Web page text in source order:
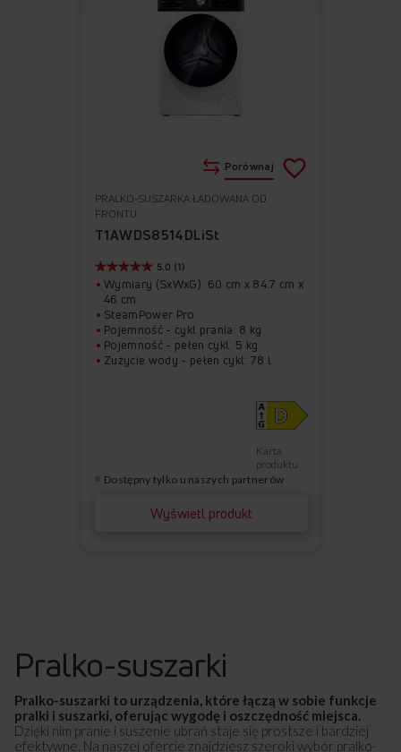
PRALKO-SUSZARKA ŁADOWANA OD
FRONTU
T1AWDS8514DLiSt
Wyświetl produkt
5.0 (1)
Wymiary (SxWxG): 60 cm x 84.7 cm x
46 cm
SteamPower Pro
Pojemność - cykl prania: 8 kg
Pojemność - pełen cykl: 5 kg
Zużycie wody - pełen cykl: 78 l
Karta
produktu
Dostępny tylko u naszych partnerów
Porównaj
Pralko-suszarki
Pralko-suszarki to urządzenia, które łączą w sobie funkcje
pralki i suszarki, oferując wygodę i oszczędność miejsca.
Dzięki nim pranie i suszenie ubrań staje się prostsze i bardziej
efektywne. Na naszej ofercie znajdziesz szeroki wybór pralko-